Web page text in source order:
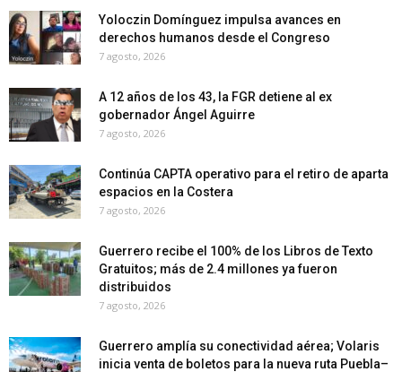
Yoloczin Domínguez impulsa avances en
derechos humanos desde el Congreso
7 agosto, 2026
A 12 años de los 43, la FGR detiene al ex
gobernador Ángel Aguirre
7 agosto, 2026
Continúa CAPTA operativo para el retiro de aparta
espacios en la Costera
7 agosto, 2026
Guerrero recibe el 100% de los Libros de Texto
Gratuitos; más de 2.4 millones ya fueron
distribuidos
7 agosto, 2026
Guerrero amplía su conectividad aérea; Volaris
inicia venta de boletos para la nueva ruta Puebla–